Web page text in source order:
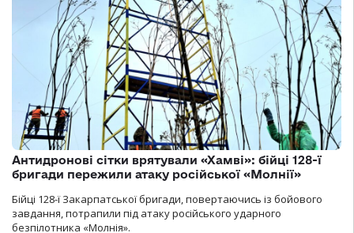
Антидронові сітки врятували «Хамві»: бійці 128-ї
бригади пережили атаку російської «Молнії»
Бійці 128-ї Закарпатської бригади, повертаючись із бойового
завдання, потрапили під атаку російського ударного
безпілотника «Молнія».